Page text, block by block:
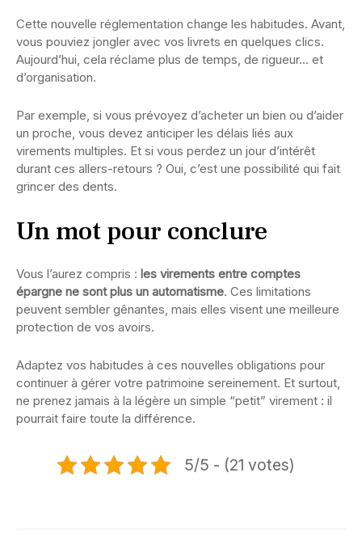
Cette nouvelle réglementation change les habitudes. Avant,
vous pouviez jongler avec vos livrets en quelques clics.
Aujourd’hui, cela réclame plus de temps, de rigueur… et
d’organisation.
Par exemple, si vous prévoyez d’acheter un bien ou d’aider
un proche, vous devez anticiper les délais liés aux
virements multiples. Et si vous perdez un jour d’intérêt
durant ces allers-retours ? Oui, c’est une possibilité qui fait
grincer des dents.
Un mot pour conclure
Vous l’aurez compris : les virements entre comptes
épargne ne sont plus un automatisme. Ces limitations
peuvent sembler gênantes, mais elles visent une meilleure
protection de vos avoirs.
Adaptez vos habitudes à ces nouvelles obligations pour
continuer à gérer votre patrimoine sereinement. Et surtout,
ne prenez jamais à la légère un simple “petit” virement : il
pourrait faire toute la différence.
5/5 - (21 votes)